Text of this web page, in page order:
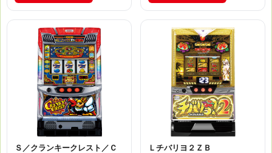
Ｓ／クランキークレスト／Ｃ
Ｌチバリヨ２ＺＢ